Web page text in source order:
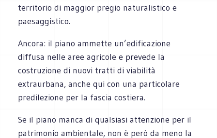
territorio di maggior pregio naturalistico e
paesaggistico.
Ancora: il piano ammette un’edificazione
diffusa nelle aree agricole e prevede la
costruzione di nuovi tratti di viabilità
extraurbana, anche qui con una particolare
predilezione per la fascia costiera.
Se il piano manca di qualsiasi attenzione per il
patrimonio ambientale, non è però da meno la